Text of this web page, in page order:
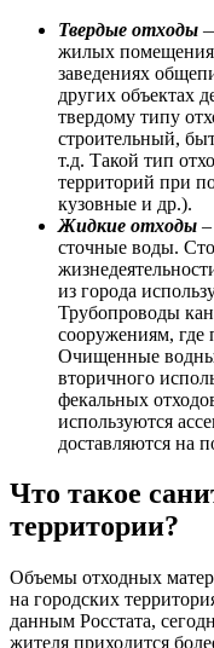
Твердые отходы
жилых
заведениях
других объектах
твердому типу
строительный,
т.д. Такой тип
территорий при
кузовные и др.).
Жидкие отходы
сточные воды.
из города
Трубопроводы
сооружениям, где
Очищенные
вторичного
фекальных
используются
доставляются на
Что такое
территории?
Объемы отходных
на городских
данным Росстата,
жителя приходится